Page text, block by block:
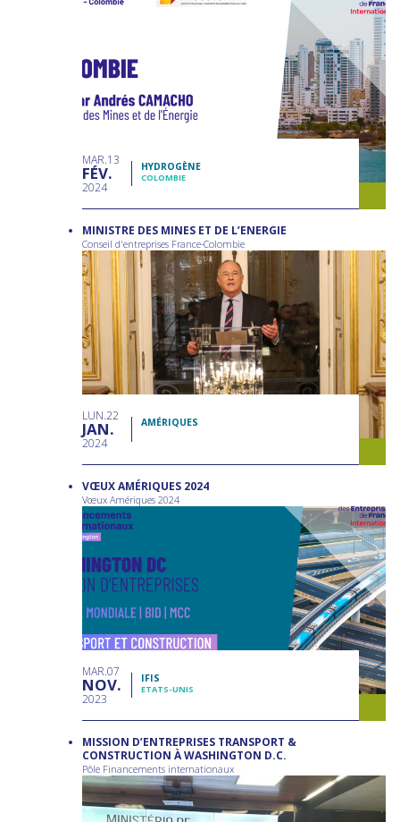
MAR 13
FÉV
2024
HYDROGÈNE
COLOMBIE
MINISTRE DES MINES ET DE L’ENERGIE
Conseil d'entreprises France-Colombie
LUN 22
JAN
2024
AMÉRIQUES
VŒUX AMÉRIQUES 2024
Vœux Amériques 2024
MAR 07
NOV
2023
IFIS
ETATS-UNIS
MISSION D’ENTREPRISES TRANSPORT &
CONSTRUCTION À WASHINGTON D.C.
Pôle Financements internationaux